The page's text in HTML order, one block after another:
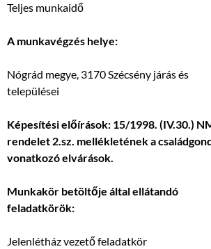
Teljes munkaidő
A munkavégzés helye:
Nógrád megye, 3170 Szécsény járás és
települései
Képesítési előírások: 15/1998. (IV.30.)
rendelet 2.sz. mellékletének a
vonatkozó elvárások.
Munkakör betöltője által ellátandó
feladatkörök:
Jelenlétház vezető feladatkör